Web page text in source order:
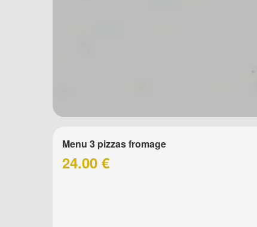
Menu 3 pizzas fromage
24.00 €